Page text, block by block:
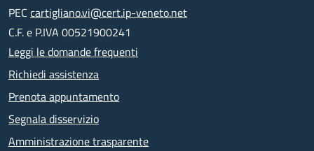
PEC cartigliano.vi@cert.ip-veneto.net
C.F. e P.IVA 00521900241
Leggi le domande frequenti
Richiedi assistenza
Prenota appuntamento
Segnala disservizio
Amministrazione trasparente